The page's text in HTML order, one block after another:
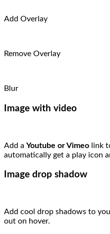
Add Overlay
Remove Overlay
Blur
Image with video
Add a Youtube or Vimeo link
automatically get a play icon
Image drop shadow
Add cool drop shadows to
out on hover.